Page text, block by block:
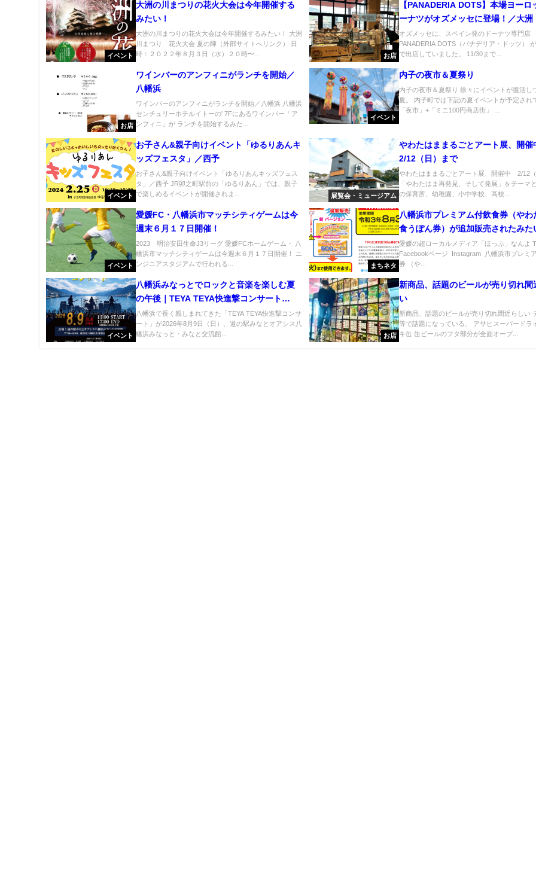
イベント
大洲の川まつりの花火大会は今年開催する
みたい！
大洲の川まつりの花火大会は今年開催するみたい！ 大洲
川まつり 花火大会 夏の陣（外部サイトへリンク） 日
時：２０２２年８月３日（水）２０時〜...
お店
【PANADERIA DOTS】本場ヨーロ
ーナツがオズメッセに登場！／大洲
オズメッセに、スペイン発のドーナツ専門店
PANADERIA DOTS（パナデリア・ドッツ）
で出店していました。 11/30まで...
お店
ワインバーのアンフィニがランチを開始／
八幡浜
ワインバーのアンフィニがランチを開始／八幡浜 八幡浜
センチュリーホテルイトーの' 7Fにあるワインバー「ア
ンフィニ」が ランチを開始するみた...
イベント
内子の夜市＆夏祭り
内子の夜市＆夏祭り 徐々にイベントが復活し
夏。 内子町では下記の夏イベントが予定され
「夜市」+「ミニ100円商店街」 ...
イベント
お子さん&親子向けイベント「ゆるりあんキ
ッズフェスタ」／西予
お子さん&親子向けイベント「ゆるりあんキッズフェス
タ」／西予 JR卯之町駅前の「ゆるりあん」では、親子
で楽しめるイベントが開催されま...
展覧会・ミュージアム
やわたはままるごとアート展、開
2/12（日）まで
やわたはままるごとアート展、開催中 2/12
「やわたはま再発見、そして発展」をテーマ
の保育所、幼稚園、小中学校、高校...
イベント
愛媛FC・八幡浜市マッチシティゲームは今
週末６月１７日開催！
2023 明治安田生命J3リーグ 愛媛FCホームゲーム・ 八
幡浜市マッチシティゲームは今週末６月１７日開催！ ニ
ンジニアスタジアムで行われる...
まちネタ
八幡浜市プレミアム付飲食券（やわ
食うぽん券）が追加販売されたみ
売
愛媛の超ローカルメディア「ほっぷ」なん
Facebookページ Instagram 八幡浜市プレミ
券 （や...
イベント
八幡浜みなっとでロックと音楽を楽しむ夏
の午後｜TEYA TEYA快進撃コンサート
vol.37
八幡浜で長く親しまれてきた「TEYA TEYA快進撃コンサ
ート」が2026年8月9日（日）、道の駅みなとオアシス八
幡浜みなっと・みなと交流館...
お店
新商品、話題のビールが売り切れ間
い
新商品、話題のビールが売り切れ間近らしい
等で話題になっている、 アサヒスーパードラ
キ缶 缶ビールのフタ部分が全面オープ...